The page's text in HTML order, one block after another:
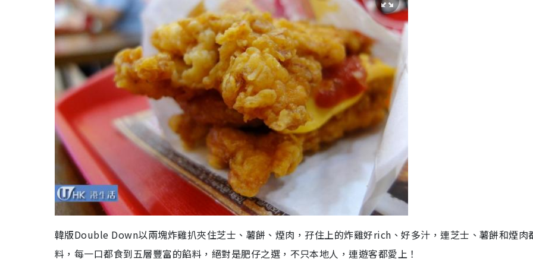
韓版Double Down以兩塊炸雞扒夾住芝士、薯餅、煙肉，孖住上的炸雞好rich、好多汁，連芝士、薯餅和煙肉
料，每一口都食到五層豐富的餡料，絕對是肥仔之選，不只本地人，連遊客都愛上！